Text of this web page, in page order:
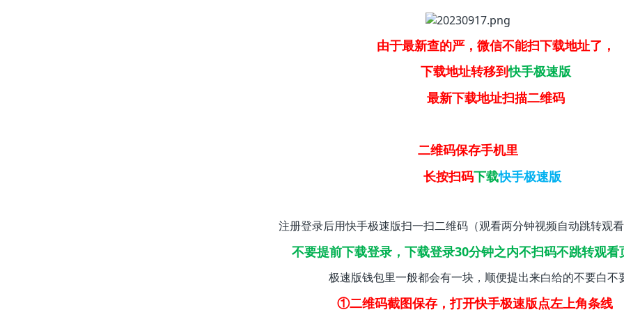
由于最新查的严，微信不能扫下载地址了，
下载地址转移到快手极速版
最新下载地址扫描二维码
二维码保存手机里
长按扫码下载快手极速版
注册登录后用快手极速版扫一扫二维码（观看两分钟视频自动跳转观
不要提前下载登录，下载登录30分钟之内不扫码不跳转观看
极速版钱包里一般都会有一块，顺便提出来白给的不要白不
①二维码截图保存，打开快手极速版点左上角条线